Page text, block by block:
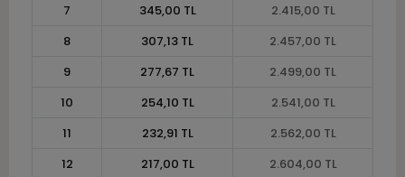
7
345,00 TL
2.415,00 TL
8
307,13 TL
2.457,00 TL
9
277,67 TL
2.499,00 TL
10
254,10 TL
2.541,00 TL
11
232,91 TL
2.562,00 TL
12
217,00 TL 2.604,00 TL